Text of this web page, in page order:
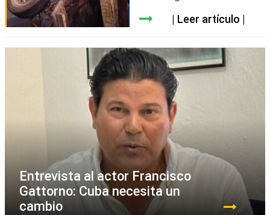
Leer artículo
Entrevista al actor Francisco
Gattorno: Cuba necesita un
cambio